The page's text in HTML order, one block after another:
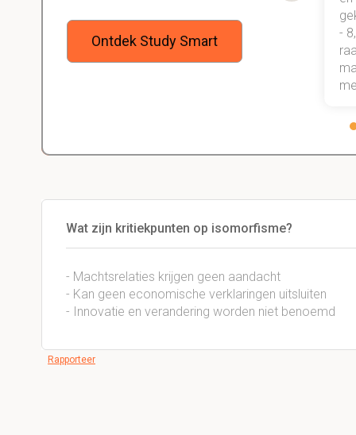
Ontdek Study Smart
onder de knie, waarmee ik zeker
weet dat ik de rest van mijn studie
-
Wat zijn kritiekpunten op isomorfisme?
- Machtsrelaties krijgen geen aandacht
- Kan geen economische verklaringen uitsluiten
- Innovatie en verandering worden niet benoemd
Rapporteer